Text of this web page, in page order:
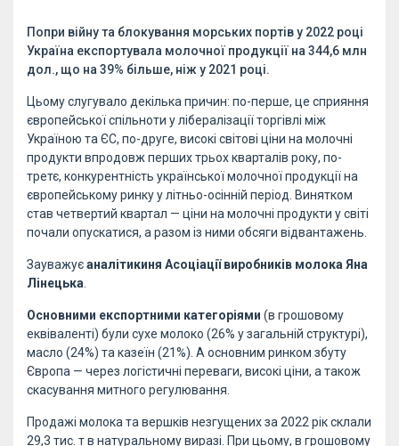
Попри війну та блокування морських портів у 2022 році
Україна експортувала молочної продукції на 344,6 млн
дол., що на 39% більше, ніж у 2021 році.
Цьому слугувало декілька причин: по-перше, це сприяння
європейської спільноти у лібералізації торгівлі між
Україною та ЄС, по-друге, високі світові ціни на молочні
продукти впродовж перших трьох кварталів року, по-
третє, конкурентність української молочної продукції на
європейському ринку у літньо-осінній період. Винятком
став четвертий квартал — ціни на молочні продукти у світі
почали опускатися, а разом із ними обсяги відвантажень.
Зауважуєаналітикиня Асоціації виробників молока Яна
Лінецька.
Основними експортними категоріями (в грошовому
еквіваленті) були сухе молоко (26% у загальній структурі),
масло (24%) та казеїн (21%). А основним ринком збуту
Європа — через логістичні переваги, високі ціни, а також
скасування митного регулювання.
Продажі молока та вершків незгущених за 2022 рік склали
29,3 тис. т в натуральному виразі. При цьому, в грошовому